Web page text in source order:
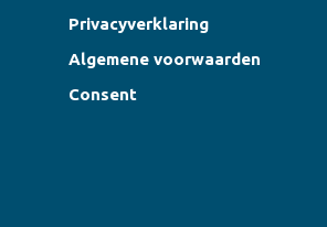
Privacyverklaring
Algemene voorwaarden
Consent